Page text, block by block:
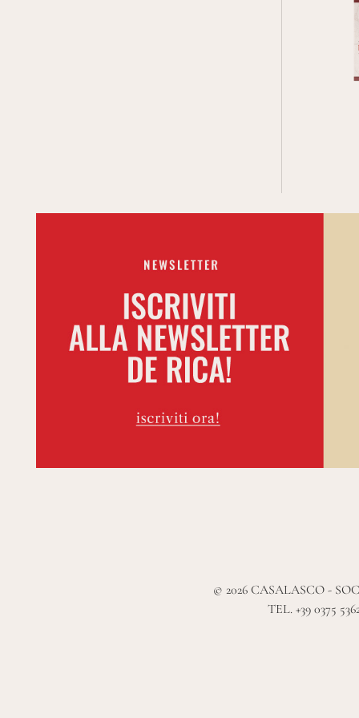
© 2026 CASALASCO -
TEL. +39 0375